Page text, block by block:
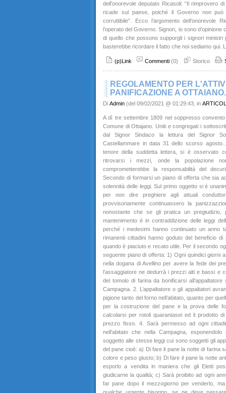
dell’onorevole deputato Ricasoli: “Il rimprovero
ricade sul paese, poiché il Governo non
corruttibile”. Ecco l’argomento
l’operato del Governo. Signori, io sono
di quello che possono supporgli i signori
basterebbe ricordare il fatto che noi sediamo qui.
(p)Link Commenti (0) Storico
REGOLAMENTO PER
PANIFICAZIONE A OTTAIANO.
Di Admin (del 09/02/2021 @ 01:29:43, in
A dì tre settembre 1809 nel soppresso
Comune di Ottajano. Uniti e congregati i
dal Signor Sindaco la lettura del Signor
Castellammare in data 31 dello scorso
tenore della suddetta lettera, si è osservato
ritrovarsi i mezzi, onde la popolazione
comprometterebbe la responsabilità del
Secondo di formarsi un piano di offerta che sia
solennità delle leggi. Sul primo oggetto si è
per non dire preghiere agli attuali
provvisoriamente continuassero la
nonostante che se gli pratica un
mantenimento è in contraddizione delle leggi
perché i medesimi hanno continuato un anno
rimanenti cittadini hanno goduto del beneficio
quando è piaciuto e recato utile. Per il secondo
seguente piano di offerta: 1) Ogni quindici giorni
nella dogana di Avellino per avere la fede dei
l’assaggiatore ne dedurrà i prezzi alti e bassi e
del tomolo di farina da bonificarsi all’appaltatore
Campagna. 2. L’appaltatore o gli appaltatori
pigione tanto del forno nell’abitato, quanto per
per la costruzione del pane e la prova delle
calcolarsi per rotoli quarantasei ed il prodotto
prezzo fisso. 4. Sarà permesso ad ogni
nell’abitato che nella Campagna,
soggetto alle stesse leggi cui sono soggetti gli
del pane cioè: a) Di fare il pane la notte di farina
colore e peso giusto; b) Di fare il pane la notte
esporlo a vendita in maniera che gli Eletti
giudicarne la qualità; c) Sarà proibito ad ogni
far pane dopo il mezzogiorno per venderlo,